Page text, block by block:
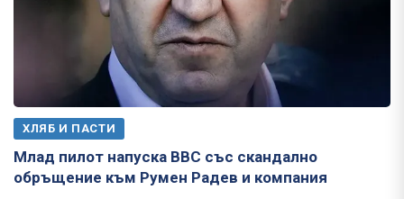
ХЛЯБ И ПАСТИ
Млад пилот напуска ВВС със скандално
обръщение към Румен Радев и компания